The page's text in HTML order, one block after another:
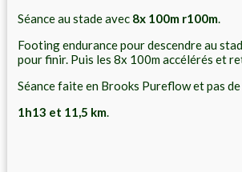
Séance au stade avec 8x 100m r100m.
Footing endurance pour descendre au
pour finir. Puis les 8x 100m accélérés et
Séance faite en Brooks Pureflow et pas
1h13 et 11,5 km.